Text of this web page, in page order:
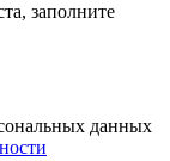
заполните
данных